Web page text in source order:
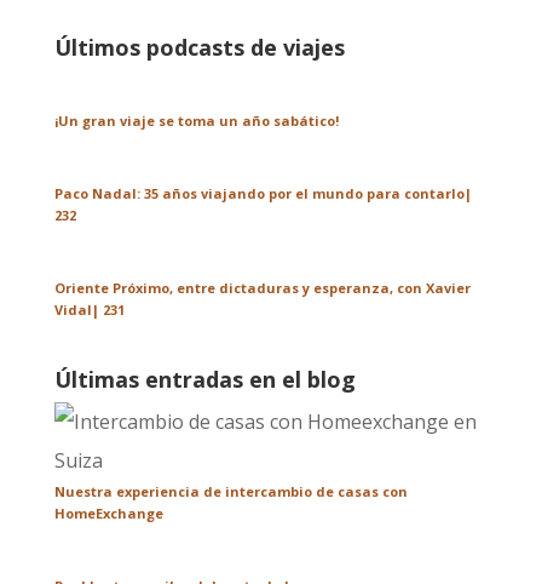
Últimos podcasts de viajes
¡Un gran viaje se toma un año sabático!
Paco Nadal: 35 años viajando por el mundo para contarlo|
232
Oriente Próximo, entre dictaduras y esperanza, con Xavier
Vidal| 231
Últimas entradas en el blog
Nuestra experiencia de intercambio de casas con
HomeExchange